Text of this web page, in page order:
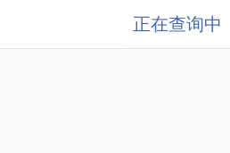
正在查询中